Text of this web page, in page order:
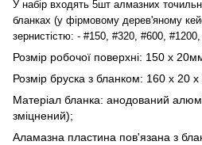
У набір входять 5шт алмазних
бланках (у фірмовому дерев'яному
зернистістю: - #150, #320, #600,
Розмір робочої поверхні: 150 х
Розмір бруска з бланком: 160 х 20
Матеріал бланка: анодований
зміцнений);
Аламазна пластина пов'язана з